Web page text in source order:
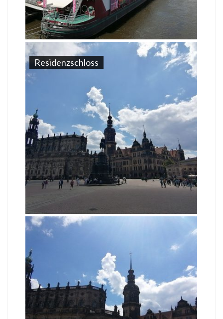
Residenzschloss